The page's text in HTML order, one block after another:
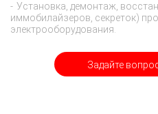
Задайте
Установка, демонтаж,
иммобилайзеров, секреток)
электрооборудования.